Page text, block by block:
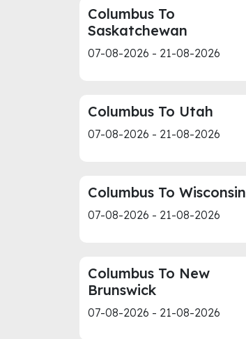
Columbus To
Saskatchewan
07-08-2026 - 21-08-2026
Columbus To Utah
07-08-2026 - 21-08-2026
Columbus To Wisconsin
07-08-2026 - 21-08-2026
Columbus To New
Brunswick
07-08-2026 - 21-08-2026